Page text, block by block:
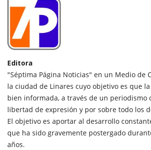
Editora
"Séptima Página Noticias" en un Medio de
la ciudad de Linares cuyo objetivo es que
bien informada, a través de un periodismo
libertad de expresión y por sobre todo los
El objetivo es aportar al desarrollo
que ha sido gravemente postergado
años.